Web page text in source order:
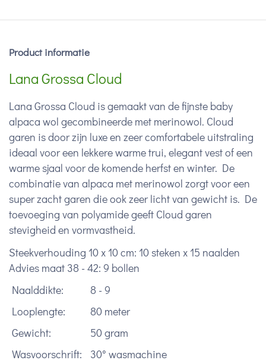
Product informatie
Lana Grossa Cloud
Lana Grossa Cloud is gemaakt van de fijnste baby
alpaca wol gecombineerde met merinowol. Cloud
garen is door zijn luxe en zeer comfortabele uitstraling
ideaal voor een lekkere warme trui, elegant vest of een
warme sjaal voor de komende herfst en winter. De
combinatie van alpaca met merinowol zorgt voor een
super zacht garen die ook zeer licht van gewicht is. De
toevoeging van polyamide geeft Cloud garen
stevigheid en vormvastheid.
Steekverhouding 10 x 10 cm: 10 steken x 15 naalden
Advies maat 38 - 42: 9 bollen
Naalddikte:
8 - 9
Looplengte:
80 meter
Gewicht:
50 gram
Wasvoorschrift:
30° wasmachine